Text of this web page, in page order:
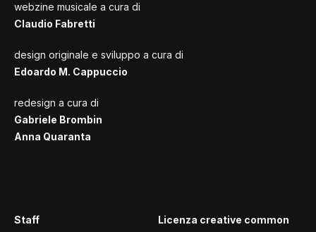
webzine musicale a cura di
Claudio Fabretti
design originale e sviluppo a cura di
Edoardo M. Cappuccio
redesign a cura di
Gabriele Brombin
Anna Quaranta
Staff Licenza creative common